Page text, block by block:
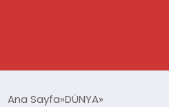
Ana Sayfa DÜNYA